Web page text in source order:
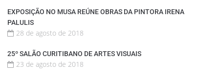
EXPOSIÇÃO NO MUSA REÚNE OBRAS DA PINTORA IRENA
PALULIS
28 de agosto de 2018
25º SALÃO CURITIBANO DE ARTES VISUAIS
23 de agosto de 2018